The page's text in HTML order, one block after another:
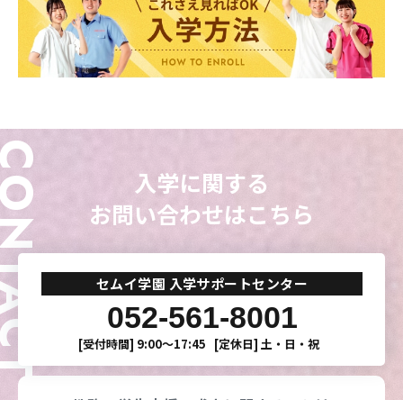
入学に関する
お問い合わせはこちら
セムイ学園 入学サポートセンター
052-561-8001
[受付時間] 9:00〜17:45 [定休日] 土・日・祝